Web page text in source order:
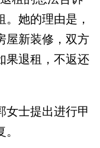
她的理由是，
屋新装修，双方
果退租，不返还
士提出进行甲